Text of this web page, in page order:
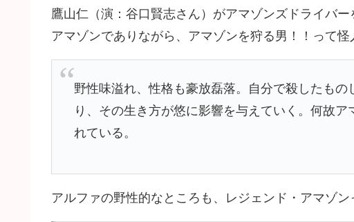
鷹山仁（演：谷口賢志さん）がアマゾンズドライバ
アマゾンでありながら、アマゾンを狩る男！！って
野性味溢れ、性格も豪放磊落。自分で殺したも
り、その生き方が悠に影響を与えていく。何故
れている。
アルファの野性的なところも、レジェンド・アマゾン